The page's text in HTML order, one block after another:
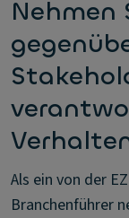
Nehmen
Als ein von der
Branchenführer